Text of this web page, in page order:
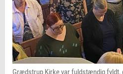
Grædstrup Kirke var fuldstændig fyldt,